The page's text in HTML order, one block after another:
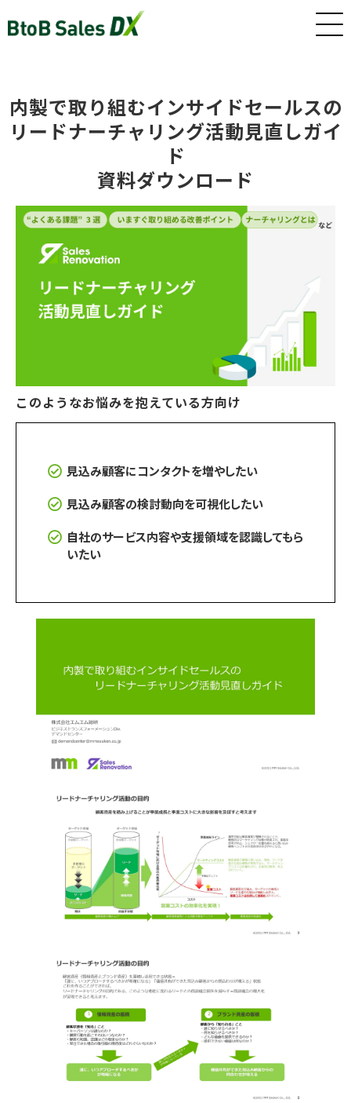
サービス
インサイドセールス/カスタマーサクセス早期戦力化人材（派
遣/準委任）
新卒・若手向けインサイドセールス研修・トレーニング
インサイドセールス 改善伴走プログラム
インサイドセールスBPO（業務委託/アウトソーシング）
捗可視化）
ナーチャリングコンテンツ内製化支援（資料・動画）
導入事例
私たちの理念
セミナー情報
内製で取り組むインサイドセールスの
リードナーチャリング活動見直しガイ
ド
資料ダウンロード
このようなお悩みを抱えている方向け
見込み顧客にコンタクトを増やしたい
見込み顧客の検討動向を可視化したい
自社のサービス内容や支援領域を認識してもら
いたい